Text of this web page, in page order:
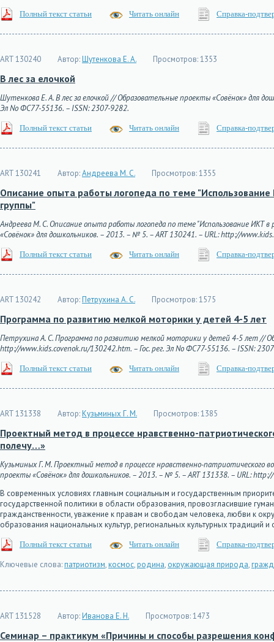
Полный текст статьи Читать онлайн Справка-
ART 130240 Автор:Шутенкова Е. А. Просмотров:1353
В лес за елочкой
Шутенкова Е. А. В лес за елочкой // Образовательные проекты «Совёнок» для
Эл No ФС77-55136. – ISSN: 2307-9282.
Полный текст статьи Читать онлайн Справка-
ART 130241 Автор:Андреева М. С. Просмотров:1355
Описание опыта работы логопеда по теме
группы"
Андреева М. С. Описание опыта работы логопеда по теме "Использование ИКТ
«Совёнок» для дошкольников. – 2013. – № 5. – ART 130241. – URL: http://
Полный текст статьи Читать онлайн Справка-
ART 130242 Автор:Петрухина А. С. Просмотров:1575
Программа по развитию мелкой моторики у детей 4-5 лет
Петрухина А. С. Программа по развитию мелкой моторики у детей 4-5 лет //
http://www.kids.covenok.ru/130242.htm. – Гос. рег. Эл No ФС77-55136. – ISSN:
Полный текст статьи Читать онлайн Справка-
ART 131338 Автор:Кузьминых Г. М. Просмотров:1385
Проектный метод в процессе нравственно-
полечу…»
Кузьминых Г. М. Проектный метод в процессе нравственно-патриотического
проекты «Совёнок» для дошкольников. – 2013. – № 5. – ART 131338. – URL:
В современных условиях главным социальным и государственным
государственной политики в области образования, провозгласившие
гражданственности, уважение к правам и свободам человека, любви к
образования национальных культур, региональных культурных
Полный текст статьи Читать онлайн Справка-
Ключевые слова:патриотизм,космос,родина, окружающая природа,
ART 131528 Автор:Иванова Е. Н. Просмотров:1473
Семинар – практикум «Причины и способы разрешения